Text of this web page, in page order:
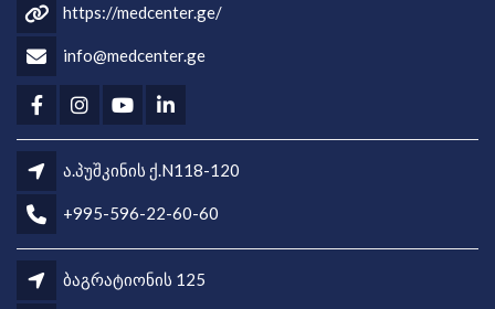
https://medcenter.ge/
info@medcenter.ge
ა.პუშკინის ქ.N118-120
+995-596-22-60-60
ბაგრატიონის 125